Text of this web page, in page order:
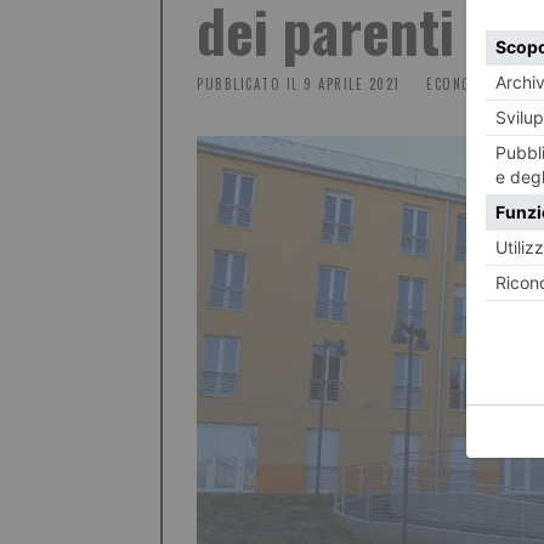
dei parenti
PUBBLICATO IL 9 APRILE 2021 ECONOMIA E